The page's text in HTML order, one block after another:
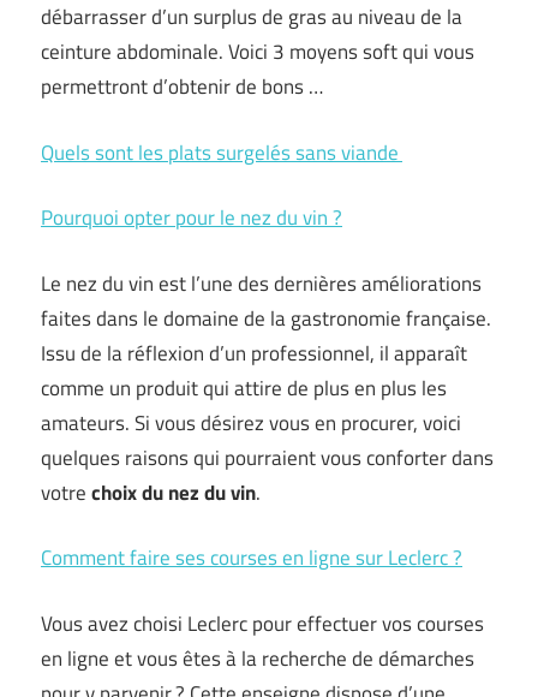
débarrasser d’un surplus de gras au niveau de la
ceinture abdominale. Voici 3 moyens soft qui vous
permettront d’obtenir de bons …
Quels sont les plats surgelés sans viande
Pourquoi opter pour le nez du vin ?
Le nez du vin est l’une des dernières améliorations
faites dans le domaine de la gastronomie française.
Issu de la réflexion d’un professionnel, il apparaît
comme un produit qui attire de plus en plus les
amateurs. Si vous désirez vous en procurer, voici
quelques raisons qui pourraient vous conforter dans
votrechoix du nez du vin.
Comment faire ses courses en ligne sur Leclerc ?
Vous avez choisi Leclerc pour effectuer vos courses
en ligne et vous êtes à la recherche de démarches